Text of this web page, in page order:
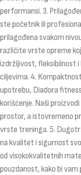
performansi. 3.
ste početnik ili
prilagođena svakom
različite vrste opreme
izdržljivost, fleksibilnost i
ciljevima. 4.
upotrebu, Diadora
korišćenje. Naši
prostor, a istovremeno
vrste treninga. 5.
na kvalitet i sigurnost
od visokokvalitetnih
pouzdanost, kako bi